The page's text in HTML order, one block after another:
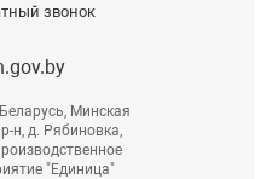
звонок
Минская
н, д. Рябиновка,
"Единица"